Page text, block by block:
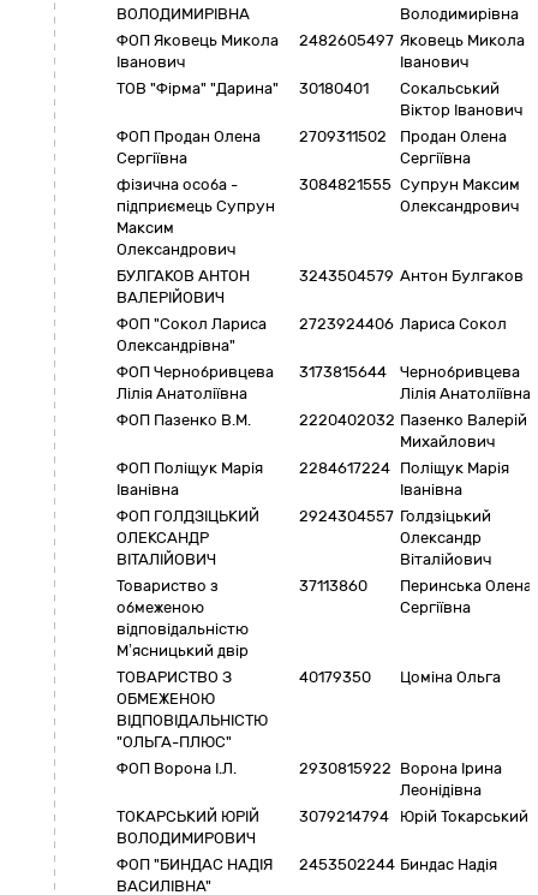
ВОЛОДИМИРІВНА
Володимирівна
ФОП Яковець Микола
Іванович
2482605497 Яковець Микола
Іванович
ТОВ "Фірма" "Дарина"
30180401
Сокальський
Віктор Іванович
ФОП Продан Олена
Сергіївна
2709311502
Продан Олена
Сергіївна
фізична особа -
підприємець Супрун
Максим
Олександрович
3084821555 Супрун Максим
Олександрович
БУЛГАКОВ АНТОН
ВАЛЕРІЙОВИЧ
3243504579 Антон Булгаков
ФОП "Сокол Лариса
Олександрівна"
2723924406 Лариса Сокол
ФОП Чернобривцева
Лілія Анатоліївна
3173815644
Чернобривцева
Лілія Анатоліївна
ФОП Пазенко В.М.
2220402032 Пазенко Валерій
Михайлович
ФОП Поліщук Марія
Іванівна
2284617224 Поліщук Марія
Іванівна
ФОП ГОЛДЗІЦЬКИЙ
ОЛЕКСАНДР
ВІТАЛІЙОВИЧ
2924304557 Голдзіцький
Олександр
Віталійович
Товариство з
обмеженою
відповідальністю
М’ясницький двір
37113860
Перинська Олена
Сергіївна
ТОВАРИСТВО З
ОБМЕЖЕНОЮ
ВІДПОВІДАЛЬНІСТЮ
"ОЛЬГА-ПЛЮС"
40179350 Цоміна Ольга
ФОП Ворона І.Л. 2930815922 Ворона Ірина
Леонідівна
ТОКАРСЬКИЙ ЮРІЙ
ВОЛОДИМИРОВИЧ
3079214794 Юрій Токарський
ФОП "БИНДАС НАДІЯ
ВАСИЛІВНА"
2453502244 Биндас Надія